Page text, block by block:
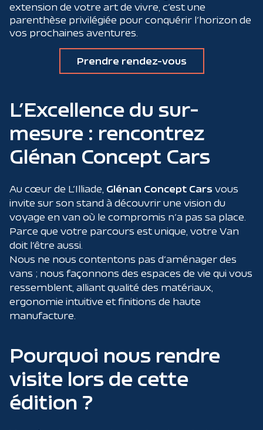
extension de votre art de vivre, c’est une
parenthèse privilégiée pour conquérir l’horizon de
vos prochaines aventures.
Prendre rendez-vous
L’Excellence du sur-
mesure : rencontrez
Glénan Concept Cars
Au cœur de L’Illiade, Glénan Concept Cars vous
invite sur son stand à découvrir une vision du
voyage en van où le compromis n’a pas sa place.
Parce que votre parcours est unique, votre Van
doit l’être aussi.
Nous ne nous contentons pas d’aménager des
vans ; nous façonnons des espaces de vie qui vous
ressemblent, alliant qualité des matériaux,
ergonomie intuitive et finitions de haute
manufacture.
Pourquoi nous rendre
visite lors de cette
édition ?